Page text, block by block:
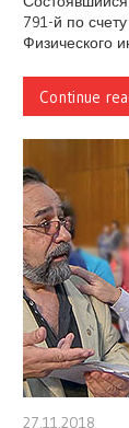
791-й по
Физического
Continue
27.11.2018